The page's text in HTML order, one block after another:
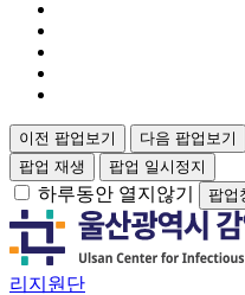
이전 팝업보기
다음 팝업보기
팝업 재생
팝업 일시정지
하루동안 열지않기 팝업
리지원단